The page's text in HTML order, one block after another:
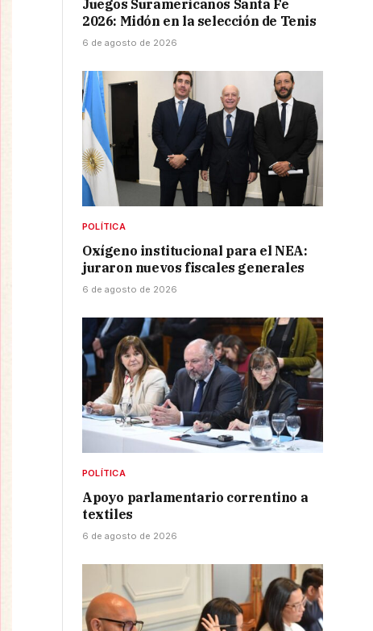
Juegos Suramericanos Santa Fe
2026: Midón en la selección de Tenis
6 de agosto de 2026
POLÍTICA
Oxígeno institucional para el NEA:
juraron nuevos fiscales generales
6 de agosto de 2026
POLÍTICA
Apoyo parlamentario correntino a
textiles
6 de agosto de 2026